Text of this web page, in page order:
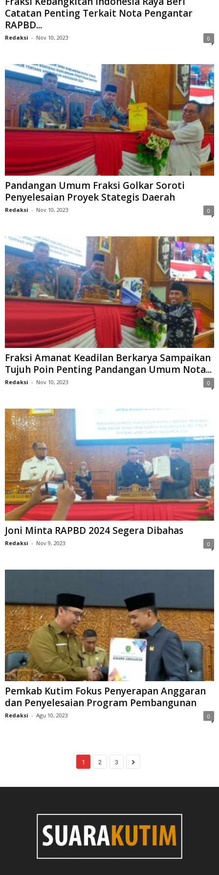
Catatan Penting Terkait Nota Pengantar
RAPBD...
Redaksi - Nov 10, 2023 0
Pandangan Umum Fraksi Golkar Soroti
Penyelesaian Proyek Stategis Daerah
Redaksi - Nov 10, 2023 0
Fraksi Amanat Keadilan Berkarya Sampaikan
Tujuh Poin Penting Pandangan Umum Nota...
Redaksi - Nov 10, 2023 0
Joni Minta RAPBD 2024 Segera Dibahas
Redaksi - Nov 9, 2023 0
Pemkab Kutim Fokus Penyerapan Anggaran
dan Penyelesaian Program Pembangunan
Redaksi - Agu 10, 2023 0
1 2 3